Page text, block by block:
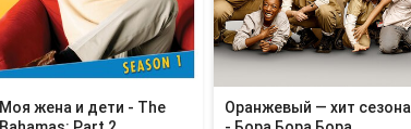
Моя жена и дети - The
Оранжевый — хит сезона